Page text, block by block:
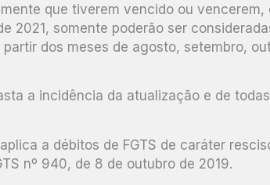
que tiverem vencido ou
2021, somente poderão ser
dos meses de agosto, setembro,
a incidência da atualização e de
a débitos de FGTS de caráter
nº 940, de 8 de outubro de 2019.